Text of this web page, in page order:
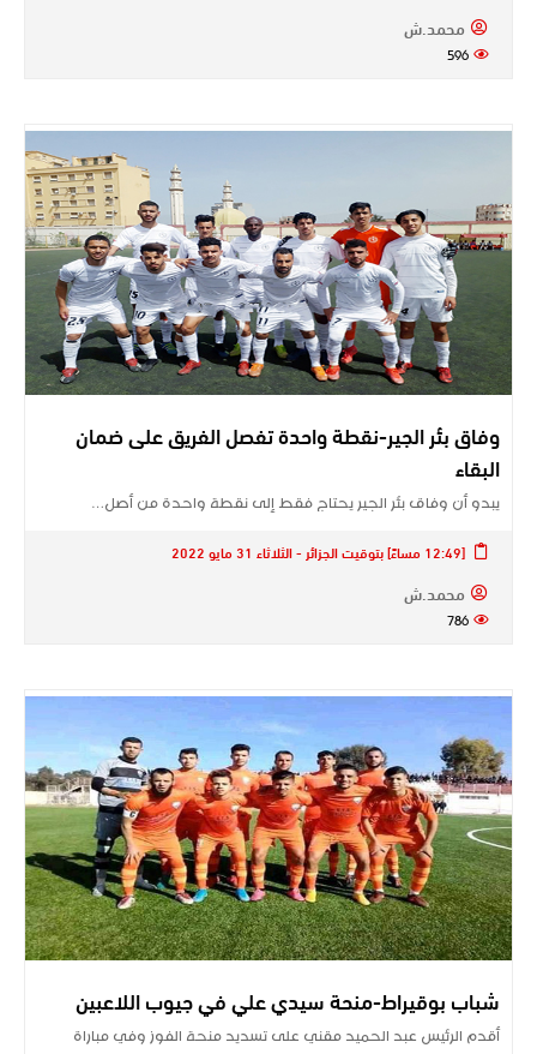
محمد.ش
596
وفاق بئر الجير-نقطة واحدة تفصل الفريق على ضمان
البقاء
يبدو أن وفاق بئر الجير يحتاج فقط إلى نقطة واحدة من أصل…
[12:49 مساءً] بتوقيت الجزائر - الثلاثاء 31 مايو 2022
محمد.ش
786
شباب بوقيراط-منحة سيدي علي في جيوب اللاعبين
أقدم الرئيس عبد الحميد مقني على تسديد منحة الفوز وفي مباراة